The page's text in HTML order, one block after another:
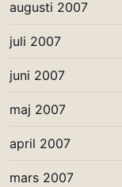
augusti 2007
juli 2007
juni 2007
maj 2007
april 2007
mars 2007